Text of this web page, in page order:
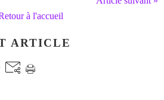
à l'accueil
ARTICLE